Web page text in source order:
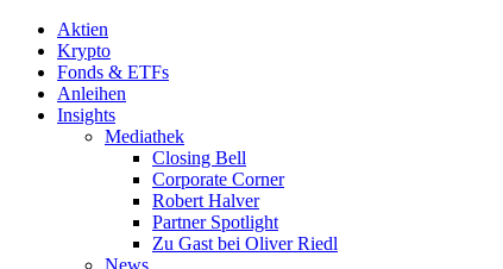
Aktien
Krypto
Fonds & ETFs
Anleihen
Insights
Mediathek
Closing Bell
Corporate Corner
Robert Halver
Partner Spotlight
Zu Gast bei Oliver Riedl
News